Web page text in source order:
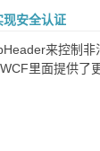
安全认证
来控制
里面提供了